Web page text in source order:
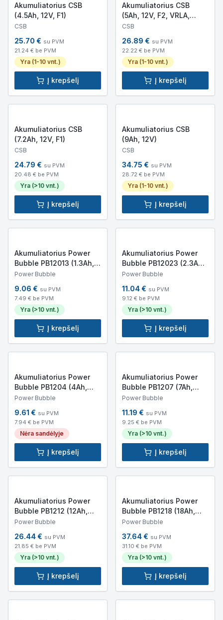
Akumuliatorius CSB
(4.5Ah, 12V, F1)
CSB
25.70 € su PVM
21.24 € be PVM
Yra (1-10 vnt.)
Į krepšelį
Akumuliatorius CSB
(5Ah, 12V, F2, VRLA,
AGM)
CSB
26.89 € su PVM
22.22 € be PVM
Yra (1-10 vnt.)
Į krepšelį
Akumuliatorius CSB
(7.2Ah, 12V, F1)
CSB
24.79 € su PVM
20.48 € be PVM
Yra (>10 vnt.)
Į krepšelį
Akumuliatorius CSB
(9Ah, 12V)
CSB
34.75 € su PVM
28.72 € be PVM
Yra (1-10 vnt.)
Į krepšelį
Akumuliatorius Power
Bubble PB12013 (1.3Ah,
12V)
Power Bubble
9.06 € su PVM
7.49 € be PVM
Yra (>10 vnt.)
Į krepšelį
Akumuliatorius Power
Bubble PB12023 (2.3Ah,
12V)
Power Bubble
11.04€ su PVM
9.12 € be PVM
Yra (>10 vnt.)
Į krepšelį
Akumuliatorius Power
Bubble PB1204 (4Ah,
12V)
Power Bubble
9.61 € su PVM
7.94 € be PVM
Nėra sandėlyje
Į krepšelį
Akumuliatorius Power
Bubble PB1207 (7Ah,
12V)
Power Bubble
11.19 € su PVM
9.25 € be PVM
Yra (>10 vnt.)
Į krepšelį
Akumuliatorius Power
Bubble PB1212 (12Ah,
12V)
Power Bubble
26.44€ su PVM
21.85 € be PVM
Yra (>10 vnt.)
Į krepšelį
Akumuliatorius Power
Bubble PB1218 (18Ah,
12V)
Power Bubble
37.64€ su PVM
31.10 € be PVM
Yra (>10 vnt.)
Į krepšelį